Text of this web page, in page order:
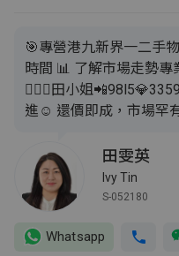
🎯專營港九新界一二手
時間 📊 了解市場走勢
💁🏻‍♀️田小姐
進☺️ 還價即成，市場罕
田雯英
Ivy Tin
S-052180
Whatsapp